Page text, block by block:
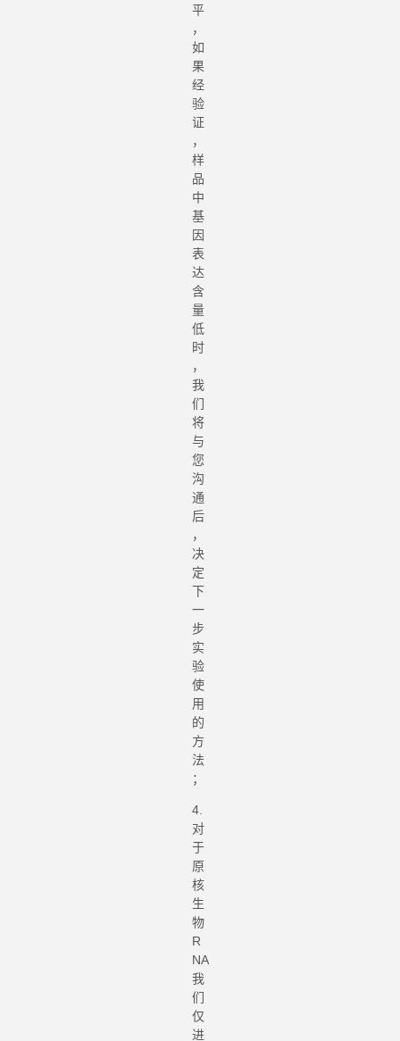
平
，
如
果
经
验
证
，
样
品
中
基
因
表
达
含
量
低
时
，
我
们
将
与
您
沟
通
后
，
决
定
下
一
步
实
验
使
用
的
方
法
；
4.
对
于
原
核
生
物
R
NA
我
们
仅
进